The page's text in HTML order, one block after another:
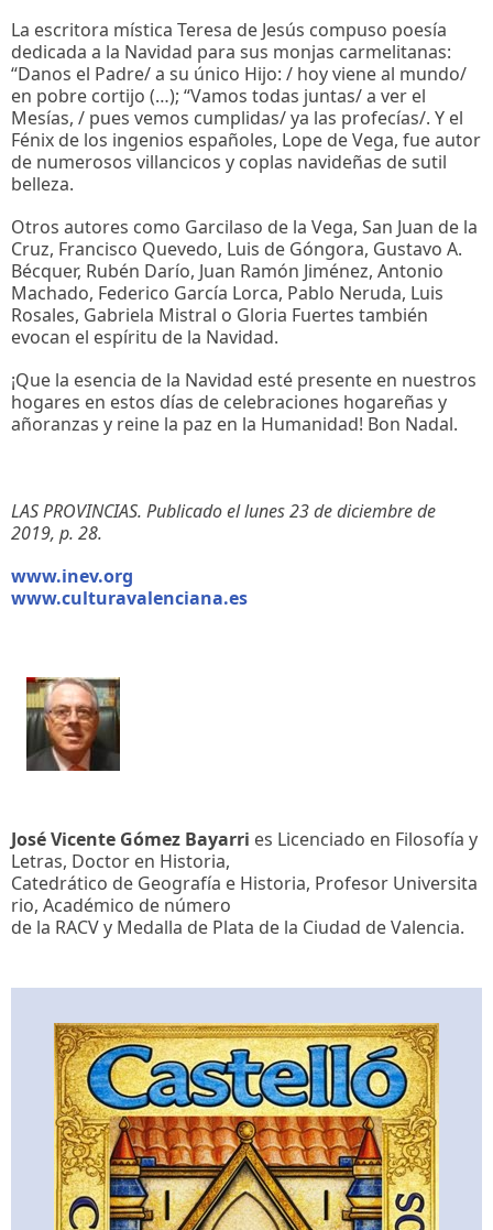
La escritora mística Teresa de Jesús compuso poesía
dedicada a la Navidad para sus monjas carmelitanas:
“Danos el Padre/ a su único Hijo: / hoy viene al mundo/
en pobre cortijo (…); “Vamos todas juntas/ a ver el
Mesías, / pues vemos cumplidas/ ya las profecías/. Y el
Fénix de los ingenios españoles, Lope de Vega, fue autor
de numerosos villancicos y coplas navideñas de sutil
belleza.
Otros autores como Garcilaso de la Vega, San Juan de la
Cruz, Francisco Quevedo, Luis de Góngora, Gustavo A.
Bécquer, Rubén Darío, Juan Ramón Jiménez, Antonio
Machado, Federico García Lorca, Pablo Neruda, Luis
Rosales, Gabriela Mistral o Gloria Fuertes también
evocan el espíritu de la Navidad.
¡Que la esencia de la Navidad esté presente en nuestros
hogares en estos días de celebraciones hogareñas y
añoranzas y reine la paz en la Humanidad! Bon Nadal.
LAS PROVINCIAS. Publicado el lunes 23 de diciembre de
2019, p. 28.
www.inev.org
www.culturavalenciana.es
José Vicente Gómez Bayarri es Licenciado en Filosofía y
Letras, Doctor en Historia,
Catedrático de Geografía e Historia, Profesor Universita
rio, Académico de número
de la RACV y Medalla de Plata de la Ciudad de Valencia.